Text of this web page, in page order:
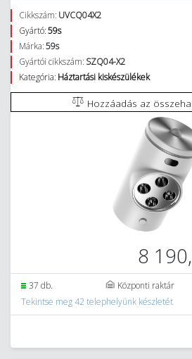
Cikkszám: UVCQ04X2
Gyártó:59s
Márka:59s
Gyártói cikkszám: SZQ04-X2
Kategória: Háztartási kiskészülékek
Hozzáadás az
8
37 db. Központi raktár
Tekintse meg 42 telephelyünk készletét